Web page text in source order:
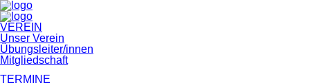
Navigation
überspringen
VEREIN
Unser Verein
Übungsleiter/innen
Mitgliedschaft
TERMINE